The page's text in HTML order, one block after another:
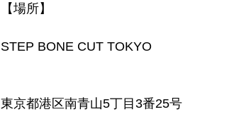
【場所】
STEP BONE CUT TOKYO
東京都港区南青山5丁目3番25号